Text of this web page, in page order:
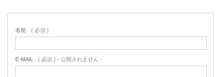
名前 ( 必須 )
E-MAIL ( 必須 ) - 公開されません -